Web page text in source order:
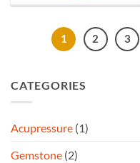
1 2 3
CATEGORIES
Acupressure (1)
Gemstone (2)